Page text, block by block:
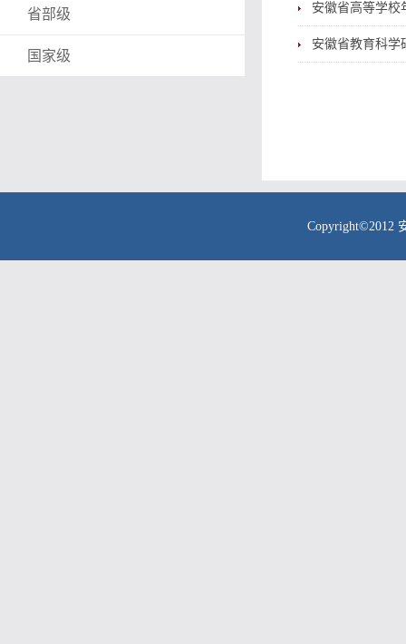
省部级
国家级
安徽省高等学校
安徽省教育科学
Copyright©2012